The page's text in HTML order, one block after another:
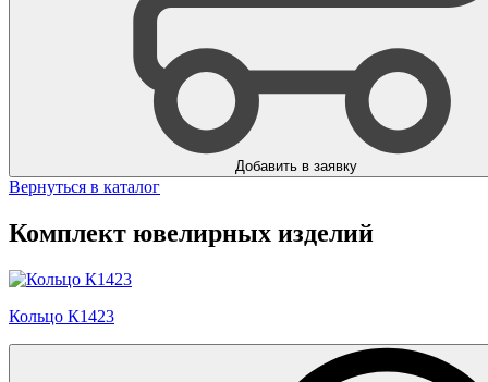
Добавить в заявку
Вернуться в каталог
Комплект ювелирных изделий
Кольцо К1423